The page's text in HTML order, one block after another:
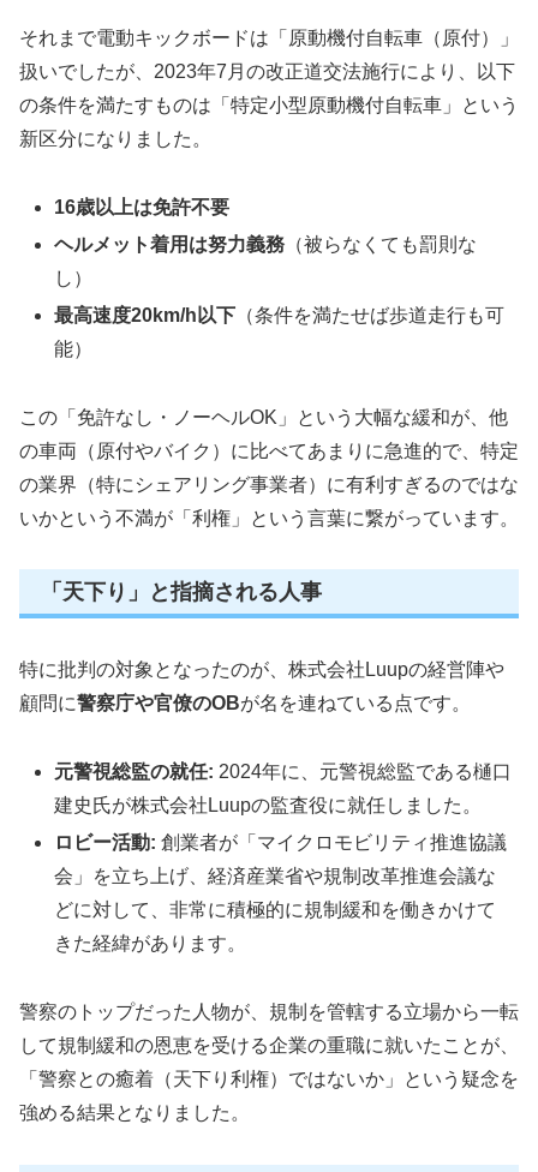
それまで電動キックボードは「原動機付自転車（原付）」
扱いでしたが、2023年7月の改正道交法施行により、以下
の条件を満たすものは「特定小型原動機付自転車」という
新区分になりました。
16歳以上は免許不要
ヘルメット着用は努力義務 （被らなくても罰則な
し）
最高速度20km/h以下 （条件を満たせば歩道走行も可
能）
この「免許なし・ノーヘルOK」という大幅な緩和が、他
の車両（原付やバイク）に比べてあまりに急進的で、特定
の業界（特にシェアリング事業者）に有利すぎるのではな
いかという不満が「利権」という言葉に繋がっています。
「天下り」と指摘される人事
特に批判の対象となったのが、株式会社Luupの経営陣や
顧問に警察庁や官僚のOBが名を連ねている点です。
元警視総監の就任: 2024年に、元警視総監である樋口
建史氏が株式会社Luupの監査役に就任しました。
ロビー活動: 創業者が「マイクロモビリティ推進協議
会」を立ち上げ、経済産業省や規制改革推進会議な
どに対して、非常に積極的に規制緩和を働きかけて
きた経緯があります。
警察のトップだった人物が、規制を管轄する立場から一転
して規制緩和の恩恵を受ける企業の重職に就いたことが、
「警察との癒着（天下り利権）ではないか」という疑念を
強める結果となりました。